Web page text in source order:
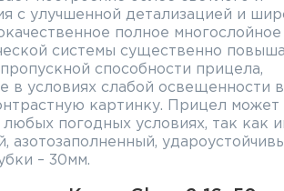
с улучшенной детализацией и
полное многослойное
системы существенно
способности прицела,
в условиях слабой освещенности
картинку. Прицел может
любых погодных условиях, так как
азотозаполненный,
– 30мм.